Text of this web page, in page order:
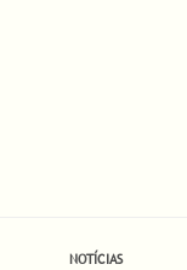
NOTÍCIAS